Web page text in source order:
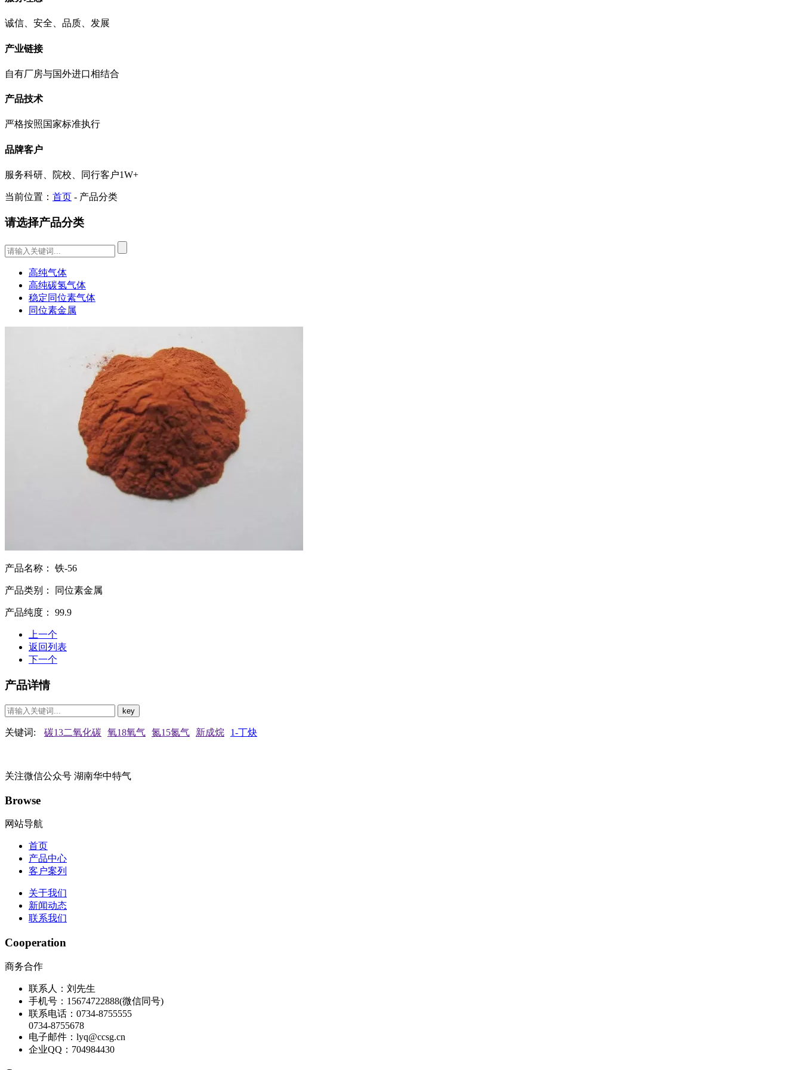
诚信、安全、品质、发展
产业链接
自有厂房与国外进口相结合
产品技术
严格按照国家标准执行
品牌客户
服务科研、院校、同行客户1W+
当前位置： 首页 - 产品分类
请选择产品分类
高纯气体
高纯碳氢气体
稳定同位素气体
同位素金属
产品名称： 铁-56
产品类别： 同位素金属
产品纯度： 99.9
上一个
返回列表
下一个
产品详情
关键词: 碳13二氧化碳 氧18氧气 氮15氮气 新成烷 1-丁炔
关注微信公众号 湖南华中特气
Browse
网站导航
首页
产品中心
客户案列
关于我们
新闻动态
联系我们
Cooperation
商务合作
联系人：刘先生
手机号：15674722888(微信同号)
联系电话：0734-8755555
0734-8755678
电子邮件：lyq@ccsg.cn
企业QQ：704984430